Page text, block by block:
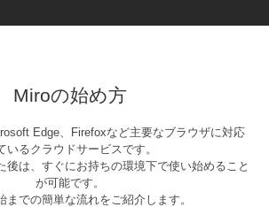
Miroの始め方
Edge、Firefoxなど主要なブラウザに対応
いるクラウドサービスです。
後は、すぐにお持ちの環境下で使い始めること
が可能です。
までの簡単な流れをご紹介します。